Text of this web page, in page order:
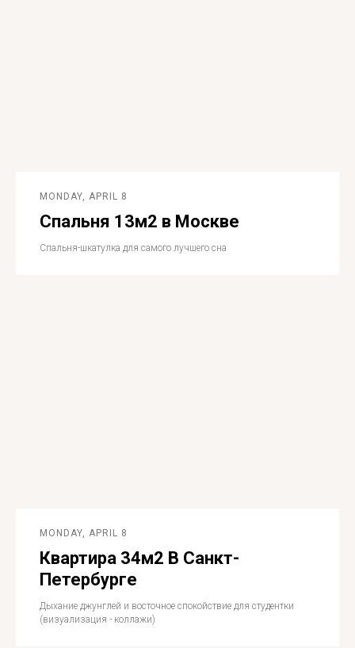
MONDAY, APRIL 8
Спальня 13м2 в Москве
Спальня-шкатулка для самого лучшего сна
MONDAY, APRIL 8
Квартира 34м2 В Санкт-
Петербурге
Дыхание джунглей и восточное спокойствие для студентки
(визуализация - коллажи)